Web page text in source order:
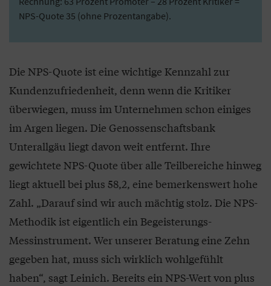
NPS-Quote 35 (ohne Prozentangabe).
Die NPS-Quote ist eine wichtige Kennzahl zur
Kundenzufriedenheit, denn wenn die Kritiker
überwiegen, muss im Unternehmen schon einiges
im Argen liegen. Die Genossenschaftsbank
Unterallgäu liegt davon weit entfernt. Ihre
gewichtete NPS-Quote über alle Teilbereiche hinweg
liegt aktuell bei plus 58,2, eine bemerkenswert hohe
Zahl. „Darauf sind wir auch mächtig stolz. Die NPS-
Methodik ist eigentlich ein Begeisterungs-
Messinstrument. Wer unserer Beratung eine Zehn
gegeben hat, muss sich wirklich wohlgefühlt
haben“, sagt Leinich. Bereits ein NPS-Wert von plus